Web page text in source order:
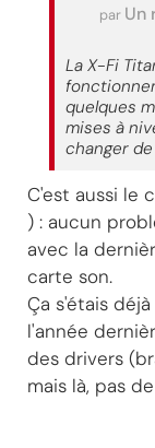
par Un
La X-Fi
quelques
mises à
changer
C'est aussi le
) : aucun
avec la
carte son.
Ça s'étais
l'année
des drivers
mais là, pas